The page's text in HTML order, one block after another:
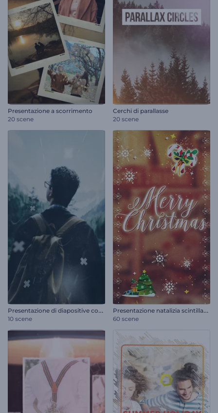
Presentazione a scorrimento
20 scene
Cerchi di parallasse
20 scene
P
resentazione di diapositive con effetto parallasse moderno
10 scene
P
resentazione natalizia scintillante
60 scene